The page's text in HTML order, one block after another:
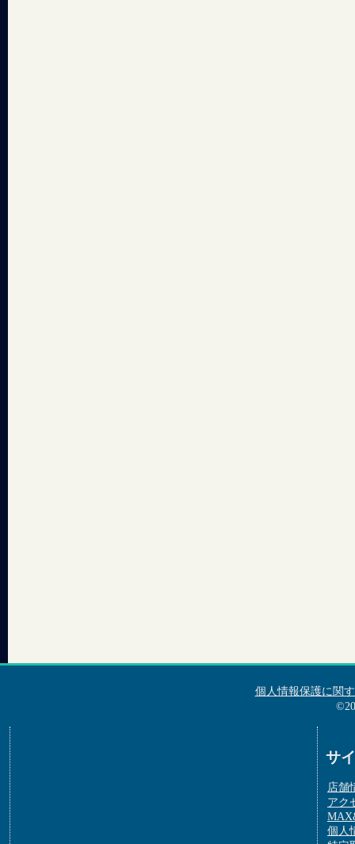
個人情報保護に関
サ
店舗
アク
個人